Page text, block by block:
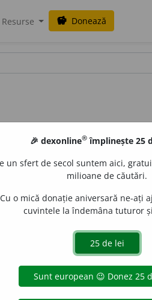
Resurse savings Donează
🎉 dexonline® împlinește 25
un sfert de secol suntem aici,
milioane de căutări.
Cu o mică donație aniversară ne-ați
cuvintele la îndemâna tuturor